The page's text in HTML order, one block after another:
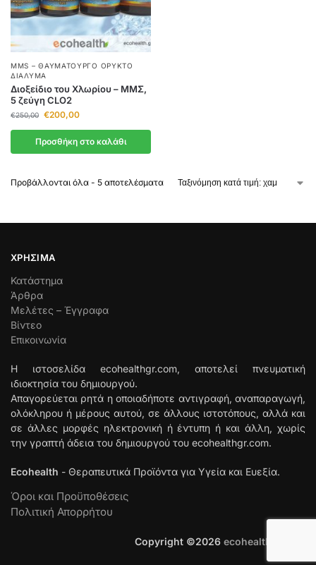
MMS – ΘΑΥΜΑΤΟΥΡΓΌ ΟΡΥΚΤΌ
ΔΙΆΛΥΜΑ
Διοξείδιο του Χλωρίου – ΜΜΣ,
5 ζεύγη CLO2
€250,00 €200,00
Προσθήκη στο καλάθι
Προβάλλονται όλα - 5 αποτελέσματα
ΧΡΉΣΙΜΑ
Κατάστημα
Άρθρα
Μελέτες – Έγγραφα
Βίντεο
Επικοινωνία
Η ιστοσελίδα ecohealthgr.com, αποτελεί πνευματική
ιδιοκτησία του δημιουργού.
Απαγορεύεται ρητά η οποιαδήποτε αντιγραφή, αναπαραγωγή,
ολόκληρου ή μέρους αυτού, σε άλλους ιστοτόπους, αλλά και
σε άλλες μορφές ηλεκτρονική ή έντυπη ή και άλλη, χωρίς
την γραπτή άδεια του δημιουργού του ecohealthgr.com.
Ecohealth - Θεραπευτικά Προϊόντα για Υγεία και Ευεξία.
Όροι και Προϋποθέσεις
Πολιτική Απορρήτου
Copyright ©2026 ecohealthgr.com